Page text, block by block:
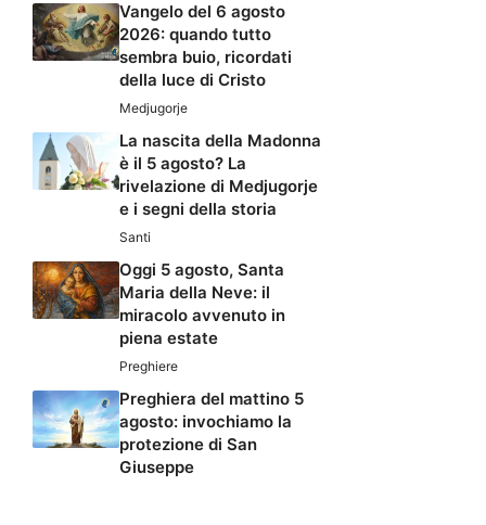
Vangelo del 6 agosto
2026: quando tutto
sembra buio, ricordati
della luce di Cristo
Medjugorje
La nascita della Madonna
è il 5 agosto? La
rivelazione di Medjugorje
e i segni della storia
Santi
Oggi 5 agosto, Santa
Maria della Neve: il
miracolo avvenuto in
piena estate
Preghiere
Preghiera del mattino 5
agosto: invochiamo la
protezione di San
Giuseppe